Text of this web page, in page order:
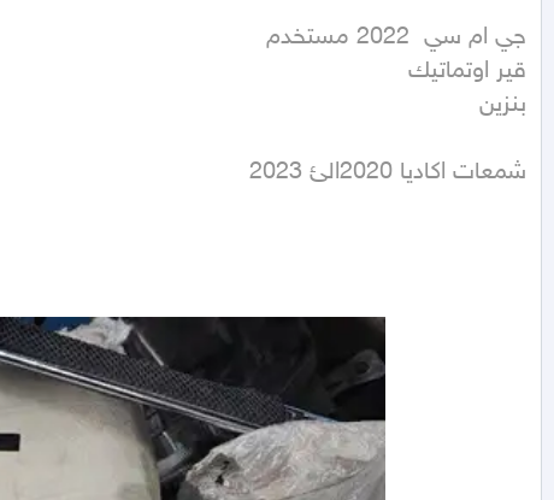
بنزين
شمعات اكاديا 2020الئ 2023